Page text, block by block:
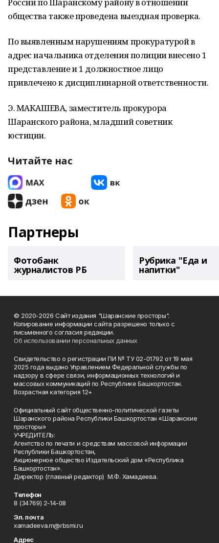
общества также проведена выездная проверка.
По выявленным нарушениям прокуратурой в
адрес начальника отделения полиции внесено 1
представление и 1 должностное лицо
привлечено к дисциплинарной ответственности.
Э. МАКАШЕВА, заместитель прокурора
Шаранского района, младший советник
юстиции.
Читайте нас
Партнеры
Фотобанк
журналистов РБ
Рубрика "Еда и
напитки"
© 2020-2026 Сайт издания "Шаранские просторы".
Копирование информации сайта разрешено только с
письменного согласия редакции.
Об использовании персональных данных
Свидетельство о регистрации ПИ № ТУ 02-01792 от 19 мая
2025 года выдано Управлением Федеральной службы по
надзору в сфере связи, информационных технологий и
массовых коммуникаций по Республике Башкортостан.
Возрастная категория 12+
Официальный сайт общественно-политической газеты
Шаранского района Республики Башкортостан «Шаранские
просторы»
УЧРЕДИТЕЛЬ:
Агентство по печати и средствам массовой информации
Республики Башкортостан,
Акционерное общество Издательский дом «Республика
Башкортостан».
Директор (главный редактор) М.Ф. Хамадеева.
Телефон
8 (34769) 2-14-08
Эл. почта
xamadeeva.m@rbsmi.ru
Адрес